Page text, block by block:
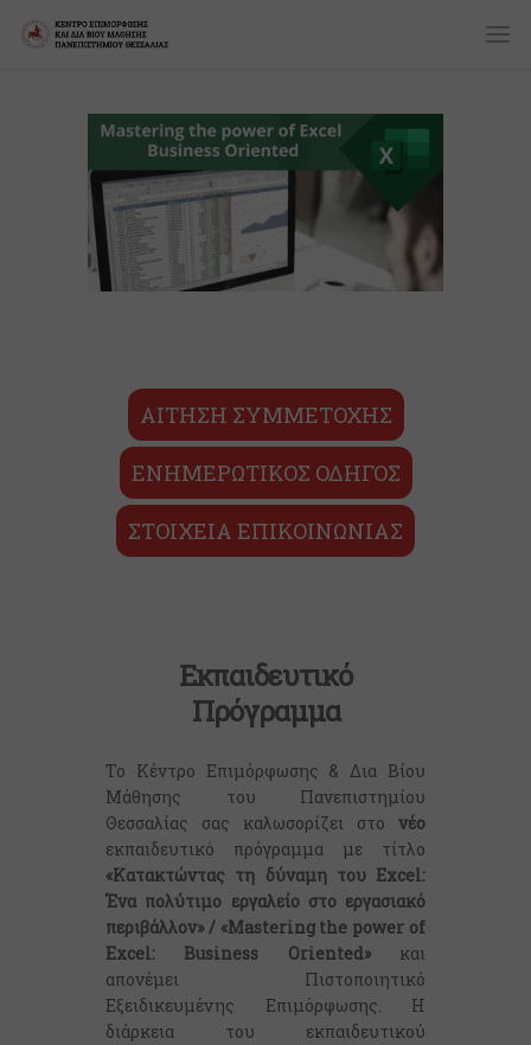
ΑΙΤΗΣΗ ΣΥΜΜΕΤΟΧΗΣ
ΕΝΗΜΕΡΩΤΙΚΟΣ ΟΔΗΓΟΣ
ΣΤΟΙΧΕΙΑ ΕΠΙΚΟΙΝΩΝΙΑΣ
Εκπαιδευτικό
Πρόγραμμα
Το Κέντρο Επιμόρφωσης & Δια Βίου
Μάθησης του Πανεπιστημίου
Θεσσαλίας σας καλωσορίζει στο νέο
εκπαιδευτικό πρόγραμμα με τίτλο
«Κατακτώντας τη δύναμη του Excel:
Ένα πολύτιμο εργαλείο στο εργασιακό
περιβάλλον» / «Mastering the power of
Excel: Business Oriented» και
απονέμει Πιστοποιητικό
Εξειδικευμένης Επιμόρφωσης. Η
διάρκεια του εκπαιδευτικού